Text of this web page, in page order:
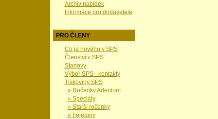
Archiv nabídek
Informace pro dodavatele
PRO ČLENY
Co je nového v SPS
Členství v SPS
Stanovy
Výbor SPS - kontakty
Tiskoviny SPS
» Ročenky Adenium
» Speciály
» Starší ročenky
» Fejetony